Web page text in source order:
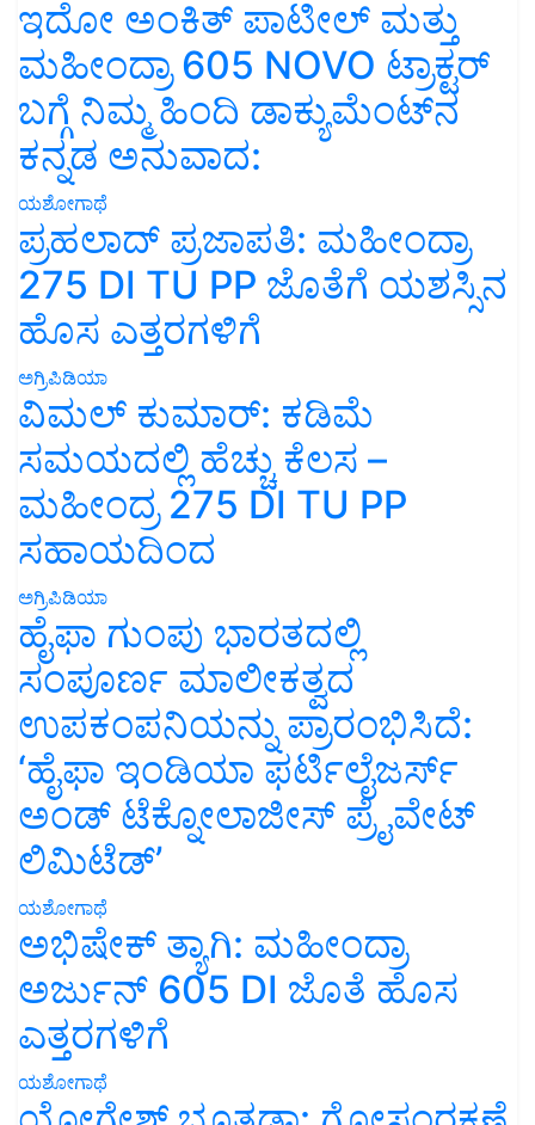
ಇದೋ ಅಂಕಿತ್ ಪಾಟೀಲ್ ಮತ್ತು
ಮಹೀಂದ್ರಾ 605 NOVO ಟ್ರಾಕ್ಟರ್
ಬಗ್ಗೆ ನಿಮ್ಮ ಹಿಂದಿ ಡಾಕ್ಯುಮೆಂಟ್‌ನ
ಕನ್ನಡ ಅನುವಾದ:
ಯಶೋಗಾಥೆ
ಪ್ರಹಲಾದ್ ಪ್ರಜಾಪತಿ: ಮಹೀಂದ್ರಾ
275 DI TU PP ಜೊತೆಗೆ ಯಶಸ್ಸಿನ
ಹೊಸ ಎತ್ತರಗಳಿಗೆ
ಅಗ್ರಿಪಿಡಿಯಾ
ವಿಮಲ್ ಕುಮಾರ್: ಕಡಿಮೆ
ಸಮಯದಲ್ಲಿ ಹೆಚ್ಚು ಕೆಲಸ –
ಮಹೀಂದ್ರ 275 DI TU PP
ಸಹಾಯದಿಂದ
ಅಗ್ರಿಪಿಡಿಯಾ
ಹೈಫಾ ಗುಂಪು ಭಾರತದಲ್ಲಿ
ಸಂಪೂರ್ಣ ಮಾಲೀಕತ್ವದ
ಉಪಕಂಪನಿಯನ್ನು ಪ್ರಾರಂಭಿಸಿದೆ:
‘ಹೈಫಾ ಇಂಡಿಯಾ ಫರ್ಟಿಲೈಜರ್ಸ್
ಅಂಡ್ ಟೆಕ್ನೋಲಾಜೀಸ್ ಪ್ರೈವೇಟ್
ಲಿಮಿಟೆಡ್’
ಯಶೋಗಾಥೆ
ಅಭಿಷೇಕ್ ತ್ಯಾಗಿ: ಮಹೀಂದ್ರಾ
ಅರ್ಜುನ್ 605 DI ಜೊತೆ ಹೊಸ
ಎತ್ತರಗಳಿಗೆ
ಯಶೋಗಾಥೆ